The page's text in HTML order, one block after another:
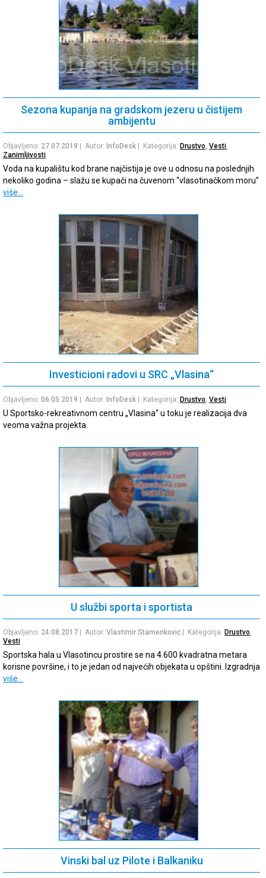
Sezona kupanja na gradskom jezeru u čistijem
ambijentu
Objavljeno: 27.07.2019 | Autor: InfoDesk | Kategorija: Drustvo, Vesti,
Zanimljivosti
Voda na kupalištu kod brane najčistija je ove u odnosu na poslednjih
nekoliko godina – slažu se kupači na čuvenom “vlasotinačkom moru”
više…
Investicioni radovi u SRC „Vlasina“
Objavljeno: 06.05.2019 | Autor: InfoDesk | Kategorija: Drustvo, Vesti
U Sportsko-rekreativnom centru „Vlasina“ u toku je realizacija dva
veoma važna projekta.
U službi sporta i sportista
Objavljeno: 24.08.2017 | Autor: Vlastimir Stamenković | Kategorija: Drustvo
Vesti
Sportska hala u Vlasotincu prostire se na 4.600 kvadratna metara
korisne površine, i to je jedan od najvećih objekata u opštini. Izgradnja
više…
Vinski bal uz Pilote i Balkaniku